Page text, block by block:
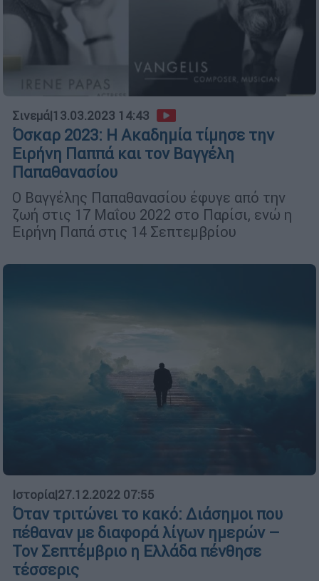
Σινεμά|13.03.2023 14:43
Όσκαρ 2023: H Ακαδημία τίμησε την
Ειρήνη Παππά και τον Βαγγέλη
Παπαθανασίου
Ο Βαγγέλης Παπαθανασίου έφυγε από την
ζωή στις 17 Μαΐου 2022 στο Παρίσι, ενώ η
Ειρήνη Παπά στις 14 Σεπτεμβρίου
Ιστορία|27.12.2022 07:55
Όταν τριτώνει το κακό: Διάσημοι που
πέθαναν με διαφορά λίγων ημερών –
Τον Σεπτέμβριο η Ελλάδα πένθησε
τέσσερις